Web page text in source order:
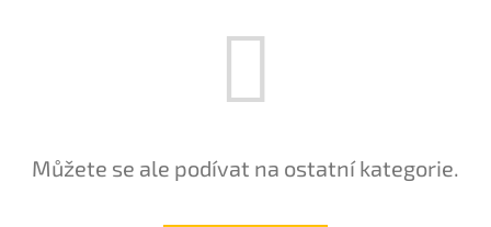
Můžete se ale podívat na ostatní kategorie.